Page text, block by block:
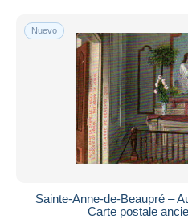
Nuevo
Sainte-Anne-de-Beaupré –
Carte postale